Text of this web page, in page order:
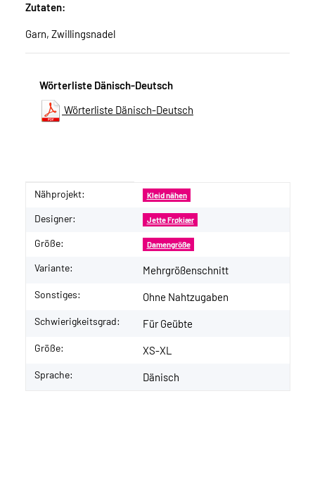
Zutaten:
Garn, Zwillingsnadel
Wörterliste Dänisch-Deutsch
Wörterliste Dänisch-Deutsch
Produkteigenschaft
Wert
Nähprojekt: Kleid nähen
Designer: Jette Frøkiær
Größe: Damengröße
Variante: Mehrgrößenschnitt
Sonstiges: Ohne Nahtzugaben
Schwierigkeitsgrad: Für Geübte
Größe: XS-XL
Sprache: Dänisch